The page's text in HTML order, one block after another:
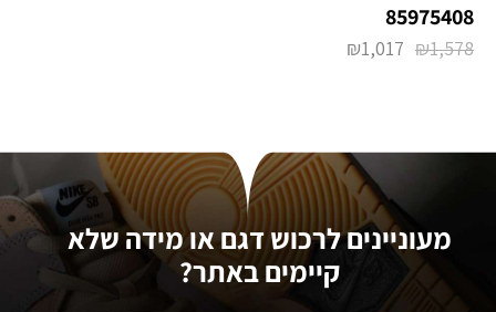
85975408
₪1,578
₪1,017
מעוניינים לרכוש דגם או מידה שלא
קיימים באתר?